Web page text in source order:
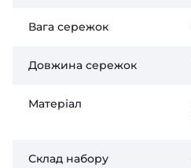
Вага сережок
Довжина сережок
Матеріал
Склад набору